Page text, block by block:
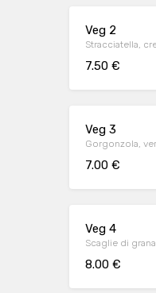
Veg 2
Stracciatella,
7.50 €
Veg 3
Gorgonzola,
7.00 €
Veg 4
Scaglie di
8.00 €